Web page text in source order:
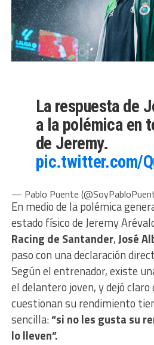
La respuesta de
a la polémica en
de Jeremy.
pic.twitter.com/
— Pablo Puente
En medio de la polémica
estado físico de Jeremy
Racing de Santander,José
paso con una declaración
Según el entrenador, existe
el delantero joven, y dejó claro
cuestionan su rendimiento
sencilla:“si no les gusta su
lo lleven”.